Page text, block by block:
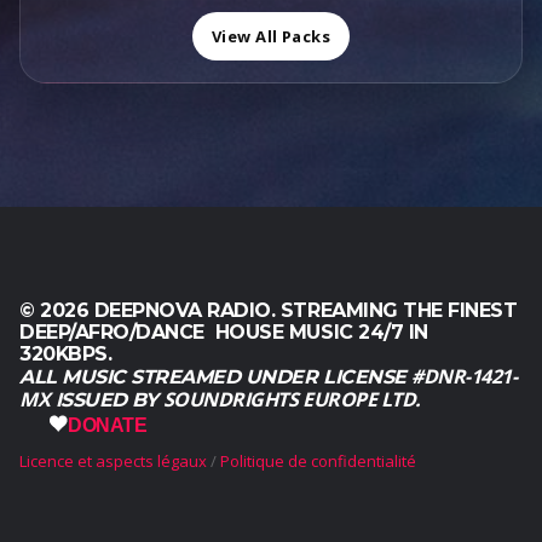
0
0
View All Packs
© 2026 DEEPNOVA RADIO. STREAMING THE FINEST
DEEP/AFRO/DANCE HOUSE MUSIC 24/7 IN
320KBPS.
ALL MUSIC STREAMED UNDER LICENSE#DNR-1421-
MXISSUED BYSOUNDRIGHTS EUROPE LTD.
DONATE
Licence et aspects légaux Politique de confidentialité